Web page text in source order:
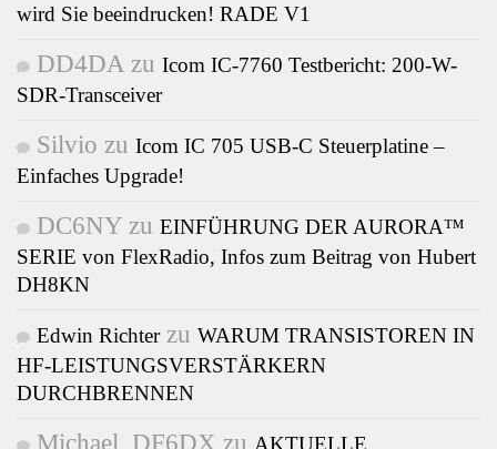
wird Sie beeindrucken! RADE V1
DD4DA zu Icom IC-7760 Testbericht: 200-W-
SDR-Transceiver
Silvio zu Icom IC 705 USB-C Steuerplatine –
Einfaches Upgrade!
DC6NY zu EINFÜHRUNG DER AURORA™
SERIE von FlexRadio, Infos zum Beitrag von Hubert
DH8KN
Edwin Richterzu WARUM TRANSISTOREN IN
HF-LEISTUNGSVERSTÄRKERN
DURCHBRENNEN
Michael, DF6DX zu AKTUELLE